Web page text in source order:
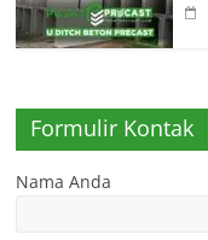
Formulir Kontak
Nama Anda